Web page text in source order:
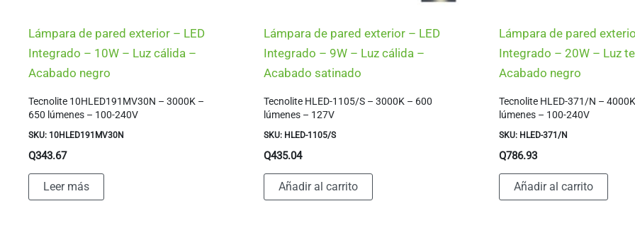
Lámpara de pared exterior – LED
Integrado – 10W – Luz cálida –
Acabado negro
Tecnolite 10HLED191MV30N – 3000K –
650 lúmenes – 100-240V
SKU: 10HLED191MV30N
Q343.67
Leer más
Lámpara de pared exterior – LED
Integrado – 9W – Luz cálida –
Acabado satinado
Tecnolite HLED-1105/S – 3000K – 600
lúmenes – 127V
SKU: HLED-1105/S
Q435.04
Añadir al carrito
Lámpara de pared
Integrado – 20W – Luz
Acabado negro
Tecnolite HLED-371/N –
lúmenes – 100-240V
SKU: HLED-371/N
Q786.93
Añadir al carrito